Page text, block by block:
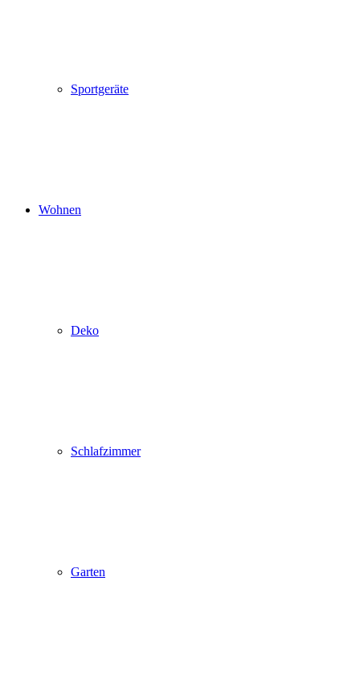
Sportgeräte
Wohnen
Deko
Schlafzimmer
Garten